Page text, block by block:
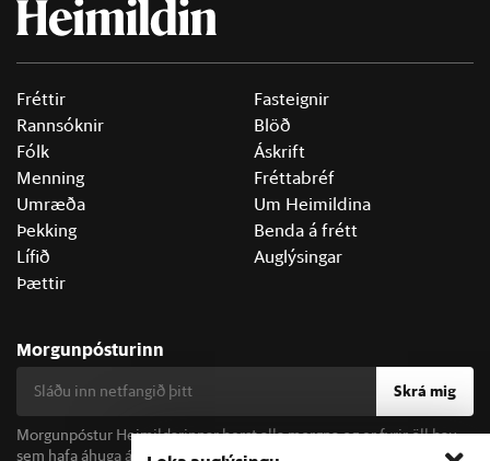
Fréttir
Rannsóknir
Fólk
Menning
Umræða
Þekking
Lífið
Þættir
Fasteignir
Blöð
Áskrift
Fréttabréf
Um Heimildina
Benda á frétt
Auglýsingar
Morgunpósturinn
Skrá mig
Morgunpóstur Heimildarinnar berst alla morgna og er fyrir öll þau
sem hafa áhuga á fréttum og þjóðfélagsumræðu.